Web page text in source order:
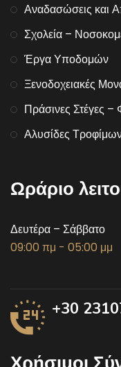
Αναδασώσεις και
Σχολεία –
Έργα Υποδομών
Ξενοδοχειακές
Πράσινες Στέγες
Αλυσίδες
Ωράριο
Δευτέρα – Σάββατο
09:00 πμ - 05:00 μμ
+30